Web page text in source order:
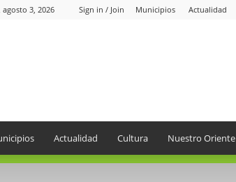
agosto 3, 2026 Sign in / Join Municipios Actualidad
Actualidad Cultura Nuestro Oriente